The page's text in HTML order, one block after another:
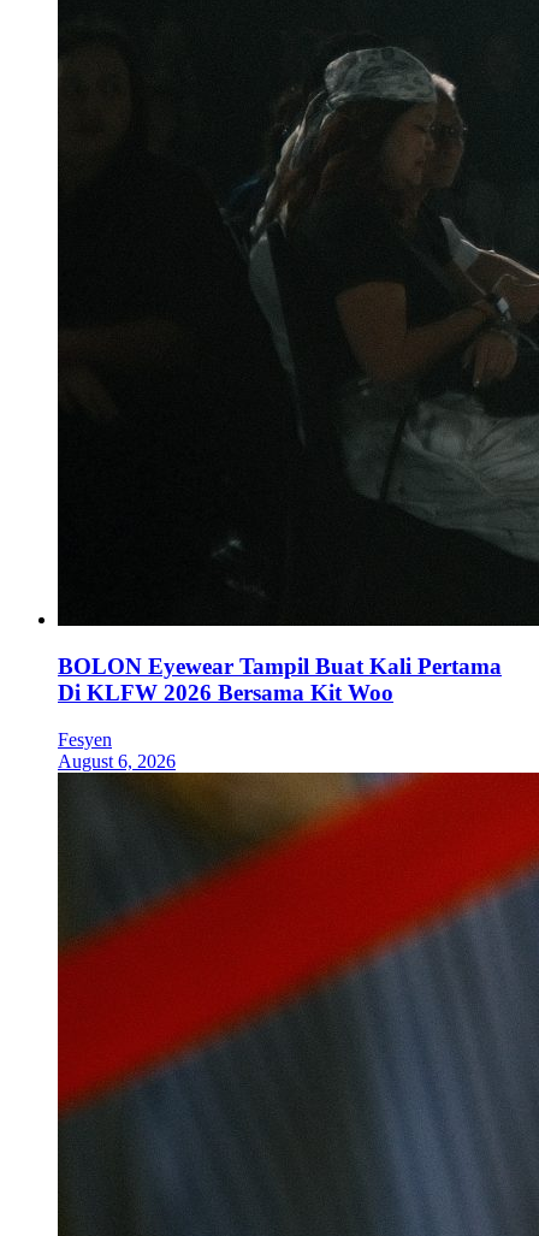
BOLON Eyewear Tampil Buat Kali Pertama
Di KLFW 2026 Bersama Kit Woo
Fesyen
August 6, 2026